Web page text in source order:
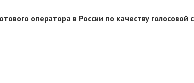
оператора в России по качеству голосовой